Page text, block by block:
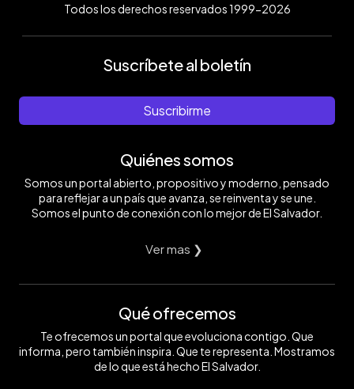
Todos los derechos reservados 1999-2026
Suscríbete al boletín
Suscribirme
Quiénes somos
Somos un portal abierto, propositivo y moderno, pensado
para reflejar a un país que avanza, se reinventa y se une.
Somos el punto de conexión con lo mejor de El Salvador.
Ver mas ❯
Qué ofrecemos
Te ofrecemos un portal que evoluciona contigo. Que
informa, pero también inspira. Que te representa. Mostramos
de lo que está hecho El Salvador.